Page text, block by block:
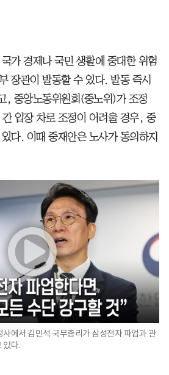
가 경제나 국민 생활에 중대한 위험
장관이 발동할 수 있다. 발동 즉시
, 중앙노동위원회(중노위)가 조정
입장 차로 조정이 어려울 경우, 중
다. 이때 중재안은 노사가 동의하지
에서 김민석 국무총리가 삼성전자 파업과 관
있다.